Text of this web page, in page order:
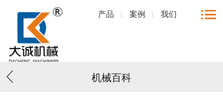
产品 案例 我们
机械百科